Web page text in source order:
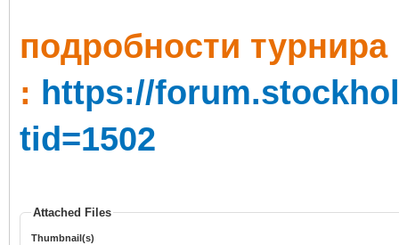
пoдробности турнира
: https://
tid=1502
Attached Files
Thumbnail(s)